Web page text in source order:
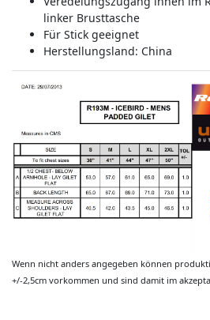
linker Brusttasche
Für Stick geeignet
Herstellungsland: China
Wenn nicht anders angegeben können
+/-2,5cm vorkommen und sind damit im